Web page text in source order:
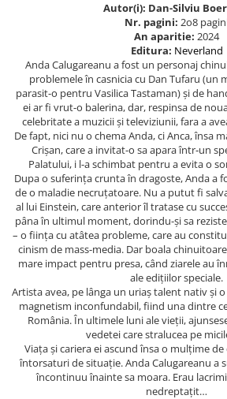
Politică/Geopolitică
Proză
Psihologie
Sociologie
Spiritualitate/Ezoterism
Sport
Stiinte/Educatie
Noutăți
Cărți
Reviste
Capital
Evenimentul Istoric
Evenimentul istoric - editii
electronice
Autor(i): Dan-Silviu
Nr. pagini: 2o8
An aparitie: 2024
Editura: Neverland
Anda Calugareanu a fost un personaj
problemele în casnicia cu Dan Tufaru (un
parasit-o pentru Vasilica Tastaman) și de
ei ar fi vrut-o balerina, dar, respinsa de
celebritate a muzicii și televiziunii, fara a
De fapt, nici nu o chema Anda, ci Anca, însa
Crișan, care a invitat-o sa apara într‑un
Palatului, i l-a schimbat pentru a evita o
Dupa o suferința crunta în dragoste, Anda a
de o maladie necruțatoare. Nu a putut fi
al lui Einstein, care anterior îl tratase cu
pâna în ultimul moment, dorindu-și sa
– o ființa cu atâtea probleme, care au
cinism de mass-media. Dar boala
mare impact pentru presa, când ziarele au
ale edițiilor speciale.
Artista avea, pe lânga un uriaș talent nativ și
magnetism inconfundabil, fiind una dintre
România. În ultimele luni ale vieții,
vedetei care stralucea pe
Viața și cariera ei ascund însa o mulțime
întorsaturi de situație. Anda Calugareanu a
încontinuu înainte sa moara. Erau
nedreptațit…